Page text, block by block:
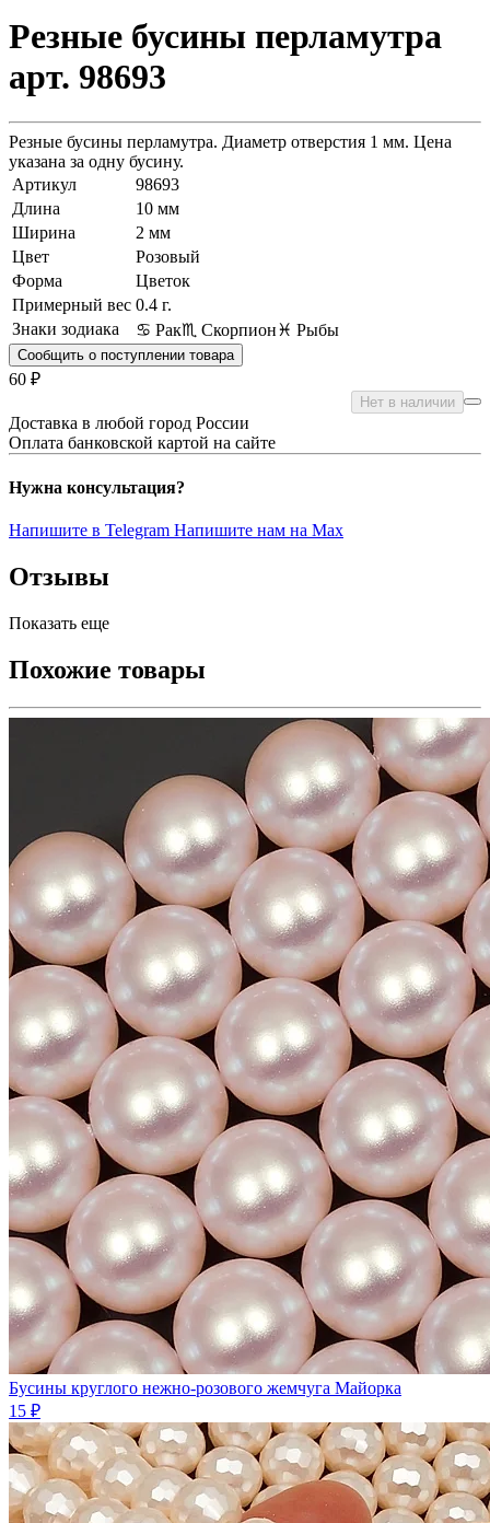
Резные бусины перламутра
арт. 98693
Резные бусины перламутра. Диаметр отверстия 1 мм. Цена
указана за одну бусину.
Артикул
98693
Длина
10 мм
Ширина
2 мм
Цвет
Розовый
Форма
Цветок
Примерный вес 0.4 г.
Знаки зодиака
♋ Рак♏ Скорпион♓ Рыбы
Сообщить о поступлении товара
60 ₽
Нет в наличии
Доставка в любой город России
Оплата банковской картой на сайте
Нужна консультация?
Напишите в Telegram Напишите нам на Max
Отзывы
Показать еще
Похожие товары
Бусины круглого нежно-розового жемчуга Майорка
15 ₽